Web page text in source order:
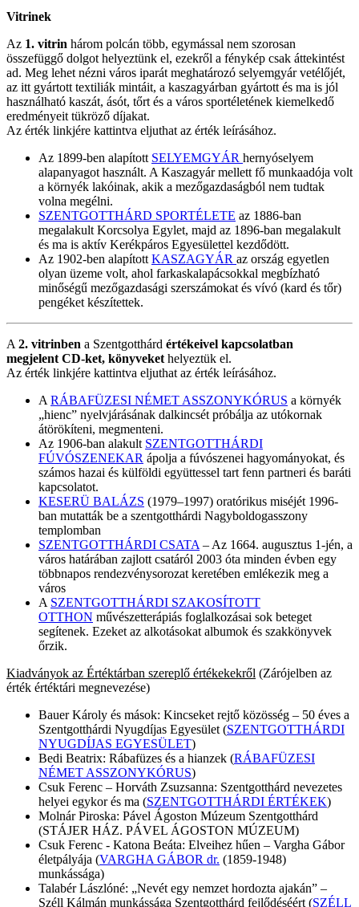
Vitrinek
Az 1. vitrin három polcán több, egymással nem szorosan
összefüggő dolgot helyeztünk el, ezekről a fénykép csak áttekintést
ad. Meg lehet nézni város iparát meghatározó selyemgyár vetélőjét,
az itt gyártott textiliák mintáit, a kaszagyárban gyártott és ma is jól
használható kaszát, ásót, tőrt és a város sportéletének kiemelkedő
eredményeit tükröző díjakat.
Az érték linkjére kattintva eljuthat az érték leírásához.
Az 1899-ben alapított SELYEMGYÁR hernyóselyem
alapanyagot használt. A Kaszagyár mellett fő munkaadója volt
a környék lakóinak, akik a mezőgazdaságból nem tudtak
volna megélni.
SZENTGOTTHÁRD SPORTÉLETE az 1886-ban
megalakult Korcsolya Egylet, majd az 1896-ban megalakult
és ma is aktív Kerékpáros Egyesülettel kezdődött.
Az 1902-ben alapított KASZAGYÁR az ország egyetlen
olyan üzeme volt, ahol farkaskalapácsokkal megbízható
minőségű mezőgazdasági szerszámokat és vívó (kard és tőr)
pengéket készítettek.
A 2. vitrinben a Szentgotthárd értékeivel kapcsolatban
megjelent CD-ket, könyveket helyeztük el.
Az érték linkjére kattintva eljuthat az érték leírásához.
A RÁBAFÜZESI NÉMET ASSZONYKÓRUS a környék
„hienc” nyelvjárásának dalkincsét próbálja az utókornak
átörökíteni, megmenteni.
Az 1906-ban alakult SZENTGOTTHÁRDI
FÚVÓSZENEKAR ápolja a fúvószenei hagyományokat, és
számos hazai és külföldi együttessel tart fenn partneri és baráti
kapcsolatot.
KESERÜ BALÁZS (1979–1997) oratórikus miséjét 1996-
ban mutatták be a szentgotthárdi Nagyboldogasszony
templomban
SZENTGOTTHÁRDI CSATA – Az 1664. augusztus 1-jén, a
város határában zajlott csatáról 2003 óta minden évben egy
többnapos rendezvénysorozat keretében emlékezik meg a
város
A SZENTGOTTHÁRDI SZAKOSÍTOTT
OTTHON művészetterápiás foglalkozásai sok beteget
segítenek. Ezeket az alkotásokat albumok és szakkönyvek
őrzik.
Kiadványok az Értéktárban szereplő értékekekről (Zárójelben az
érték értéktári megnevezése)
Bauer Károly és mások: Kincseket rejtő közösség – 50 éves a
Szentgotthárdi Nyugdíjas Egyesület (SZENTGOTTHÁRDI
NYUGDÍJAS EGYESÜLET)
Bedi Beatrix: Rábafüzes és a hianzek (RÁBAFÜZESI
NÉMET ASSZONYKÓRUS)
Csuk Ferenc – Horváth Zsuzsanna: Szentgotthárd nevezetes
helyei egykor és ma (SZENTGOTTHÁRDI ÉRTÉKEK)
Molnár Piroska: Pável Ágoston Múzeum Szentgotthárd
(STÁJER HÁZ. PÁVEL ÁGOSTON MÚZEUM)
Csuk Ferenc - Katona Beáta: Elveihez hűen – Vargha Gábor
életpályája (VARGHA GÁBOR dr. (1859-1948)
munkássága)
Talabér Lászlóné: „Nevét egy nemzet hordozta ajakán” –
Széll Kálmán munkássága Szentgotthárd fejlődéséért (SZÉLL